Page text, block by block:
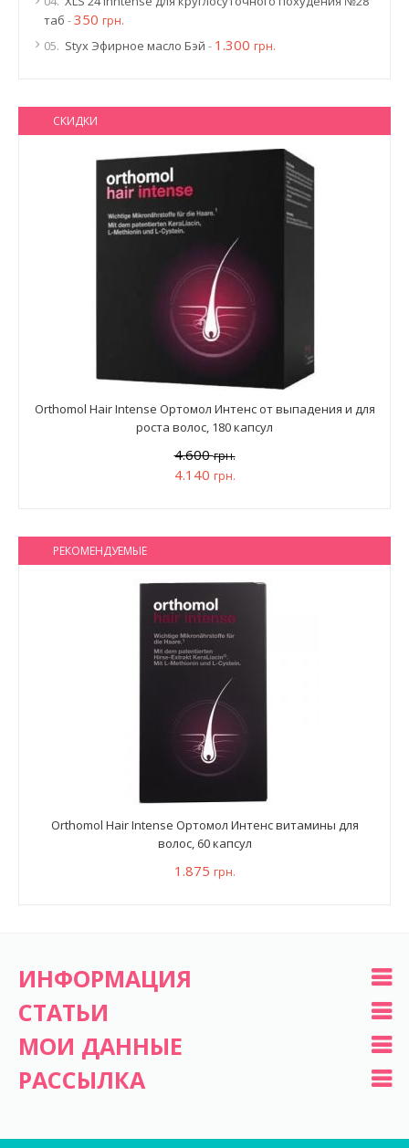
таб -350 грн.
05. Styx Эфирное масло Бэй - 1.300 грн.
СКИДКИ
Orthomol Hair Intense Ортомол Интенс от выпадения и для
роста волос, 180 капсул
4.600грн.
4.140 грн.
РЕКОМЕНДУЕМЫЕ
Orthomol Hair Intense Ортомол Интенс витамины для
волос, 60 капсул
1.875 грн.
ИНФОРМАЦИЯ
СТАТЬИ
МОИ ДАННЫЕ
РАССЫЛКА